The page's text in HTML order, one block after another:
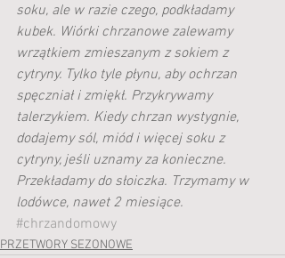
soku, ale w razie czego, podkładamy
kubek. Wiórki chrzanowe zalewamy
wrzątkiem zmieszanym z sokiem z
cytryny. Tylko tyle płynu, aby ochrzan
spęczniał i zmiękł. Przykrywamy
talerzykiem. Kiedy chrzan wystygnie,
dodajemy sól, miód i więcej soku z
cytryny, jeśli uznamy za konieczne.
Przekładamy do słoiczka. Trzymamy w
lodówce, nawet 2 miesiące.
#chrzandomowy
PRZETWORY SEZONOWE